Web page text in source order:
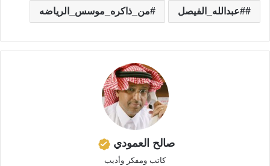
#عبدالله_الفيصل ‏⁧‫من_ذاكره_موسس_الرياضه‬
صالح العمودي
كاتب ومفكر وأديب